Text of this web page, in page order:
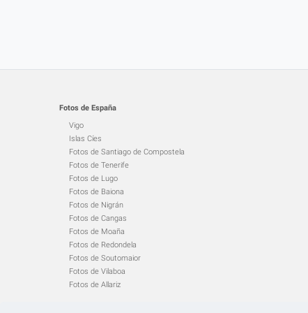
Fotos de España
Vigo
Islas Cíes
Fotos de Santiago de Compostela
Fotos de Tenerife
Fotos de Lugo
Fotos de Baiona
Fotos de Nigrán
Fotos de Cangas
Fotos de Moaña
Fotos de Redondela
Fotos de Soutomaior
Fotos de Vilaboa
Fotos de Allariz